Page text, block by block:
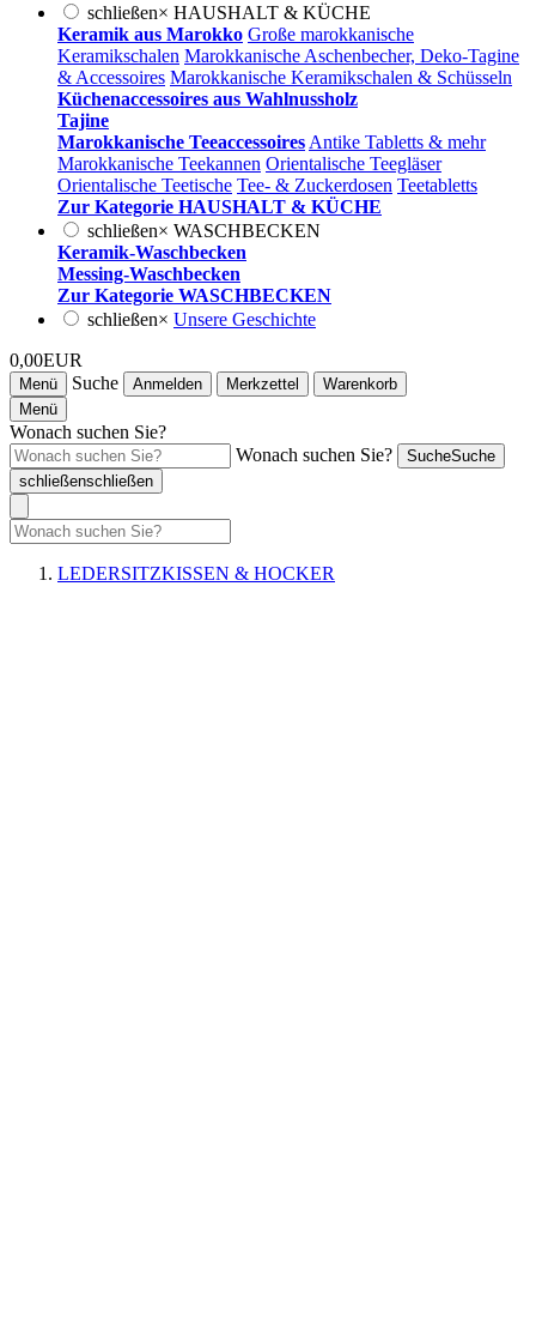
schließen× HAUSHALT & KÜCHE
Keramik aus Marokko Große marokkanische
Keramikschalen Marokkanische Aschenbecher, Deko-Tagine
& Accessoires Marokkanische Keramikschalen & Schüsseln
Küchenaccessoires aus Wahlnussholz
Tajine
Marokkanische Teeaccessoires Antike Tabletts & mehr
Marokkanische Teekannen Orientalische Teegläser
Orientalische Teetische Tee- & Zuckerdosen Teetabletts
Zur Kategorie HAUSHALT & KÜCHE
schließen× WASCHBECKEN
Keramik-Waschbecken
Messing-Waschbecken
Zur Kategorie WASCHBECKEN
schließen× Unsere Geschichte
0,00EUR
Menü Suche Anmelden Merkzettel
Warenkorb
Menü
Wonach suchen Sie?
Wonach suchen Sie?
SucheSuche
schließenschließen
LEDERSITZKISSEN & HOCKER